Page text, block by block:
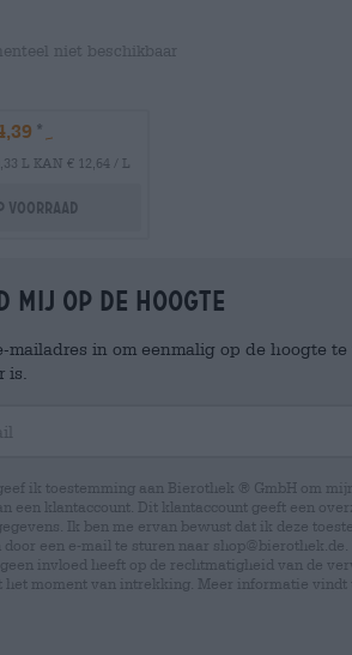
niet beschikbaar
L KAN € 12,64 / L
voorraad
mij op de hoogte
mailadres in om eenmalig op de hoogte
is.
ik toestemming aan Bierothek ® GmbH om
een klantaccount. Dit klantaccount geeft een
Ik ben me ervan bewust dat ik deze
een e-mail te sturen naar
invloed heeft op de rechtmatigheid van de
het moment van intrekking. Meer informatie vindt